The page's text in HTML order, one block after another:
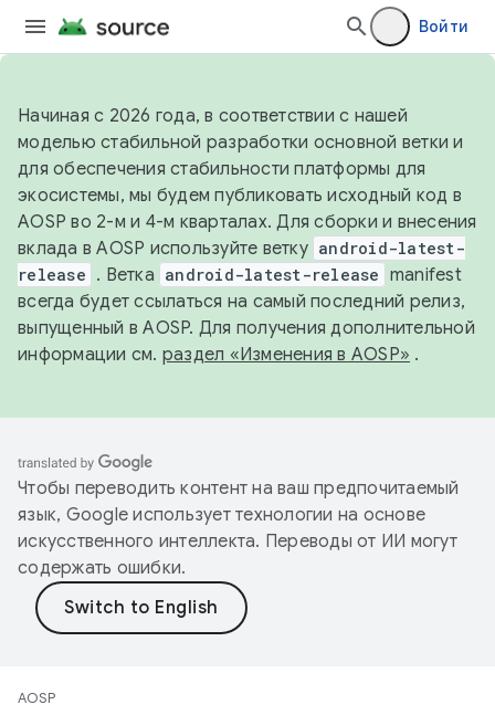
Войти
Начиная с 2026 года, в соответствии с нашей
моделью стабильной разработки основной ветки и
для обеспечения стабильности платформы для
экосистемы, мы будем публиковать исходный код в
AOSP во 2-м и 4-м кварталах. Для сборки и внесения
вклада в AOSP используйте ветку android-latest-
release . Ветка android-latest-release manifest
всегда будет ссылаться на самый последний релиз,
выпущенный в AOSP. Для получения дополнительной
информации см. раздел «Изменения в AOSP» .
Чтобы переводить контент на ваш предпочитаемый
язык, Google использует технологии на основе
искусственного интеллекта. Переводы от ИИ могут
содержать ошибки.
AOSP